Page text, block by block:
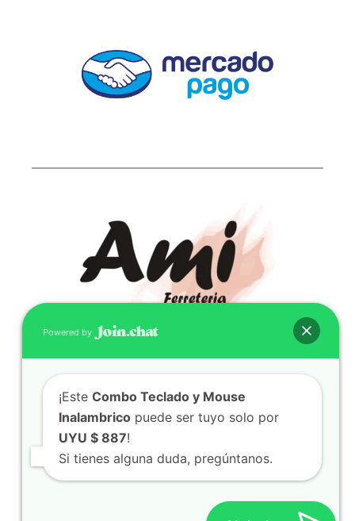
CONTACTO
(598) 099 466 212
correo@ferreami.com.uy
Facebook
Instagram
Powered by
¡Este Combo Teclado y Mouse
Inalambrico puede ser tuyo solo por
UYU $ 887!
Si tienes alguna duda, pregúntanos.